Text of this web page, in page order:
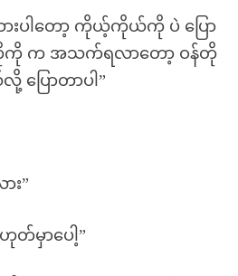
ားပါတော့ ကိုယ့်ကိုယ်ကို ပဲ ပြော
ကိုကို က အသက်ရလာတော့ ဝန်တို
ြောတာပါ”
း”
မှာပေါ့”